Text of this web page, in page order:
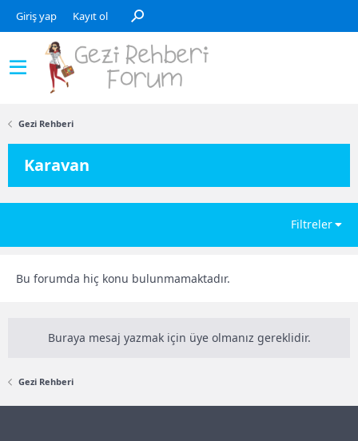
Giriş yap Kayıt ol
Gezi Rehberi
Karavan
Filtreler
Bu forumda hiç konu bulunmamaktadır.
Buraya mesaj yazmak için üye olmanız gereklidir.
Gezi Rehberi